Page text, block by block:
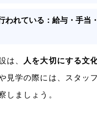
われている：給与・手当
は、 人を大切にする文
見学の際には、スタッ
しましょう。